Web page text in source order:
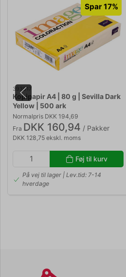
Spar 17%
393517
Kopipapir A4 | 80 g | Sevilla Dark
Yellow | 500 ark
Normalpris DKK 194,69
Fra DKK 160,94 / Pakker
DKK 128,75 ekskl. moms
Føj til kurv
På vej til lager | Lev.tid: 7-14
hverdage